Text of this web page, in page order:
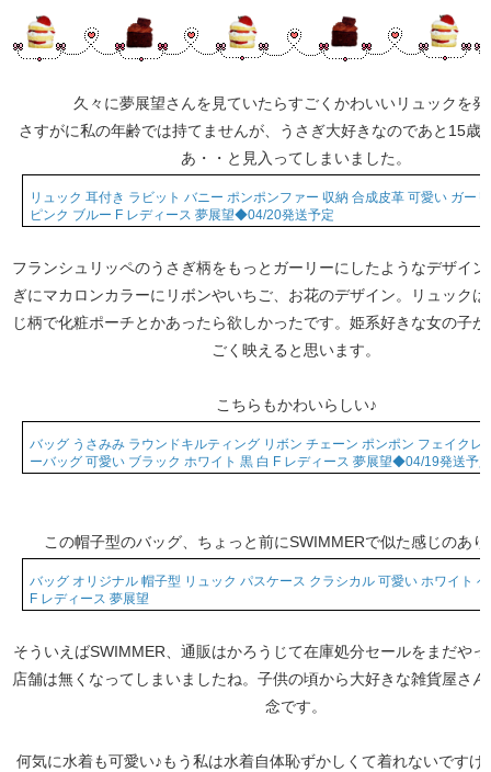
久々に夢展望さんを見ていたらすごくかわいいリュックを発
さすがに私の年齢では持てませんが、うさぎ大好きなのであと15歳
あ・・と見入ってしまいました。
リュック 耳付き ラビット バニー ポンポンファー 収納 合成皮革 可愛い ガー
ピンク ブルー F レディース 夢展望◆04/20発送予定
フランシュリッペのうさぎ柄をもっとガーリーにしたようなデザイ
ぎにマカロンカラーにリボンやいちご、お花のデザイン。リュック
じ柄で化粧ポーチとかあったら欲しかったです。姫系好きな女の子
ごく映えると思います。
こちらもかわいらしい♪
バッグ うさみみ ラウンドキルティング リボン チェーン ポンポン フェイクレ
ーバッグ 可愛い ブラック ホワイト 黒 白 F レディース 夢展望◆04/19発送予定
この帽子型のバッグ、ちょっと前にSWIMMERで似た感じのあ
バッグ オリジナル 帽子型 リュック パスケース クラシカル 可愛い ホワイト
F レディース 夢展望
そういえばSWIMMER、通販はかろうじて在庫処分セールをまだや
店舗は無くなってしまいましたね。子供の頃から大好きな雑貨屋さ
念です。
何気に水着も可愛い♪もう私は水着自体恥ずかしくて着れないですけ